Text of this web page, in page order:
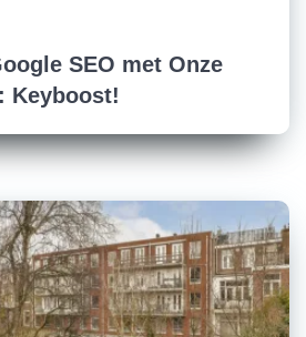
SEO met Onze
Keyboost!